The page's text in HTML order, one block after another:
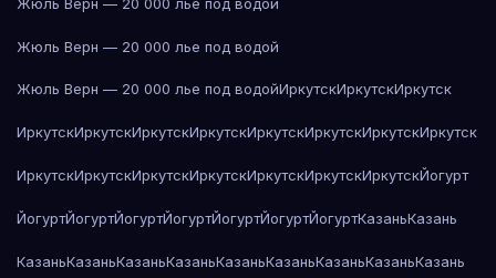
Жюль Верн — 20 000 лье под водой
Жюль Верн — 20 000 лье под водойИркутскИркутскИркутск
ИркутскИркутскИркутскИркутскИркутскИркутскИркутскИркутск
ИркутскИркутскИркутскИркутскИркутскИркутскИркутскЙогурт
ЙогуртЙогуртЙогуртЙогуртЙогуртЙогуртЙогуртКазаньКазань
КазаньКазаньКазаньКазаньКазаньКазаньКазаньКазаньКазань